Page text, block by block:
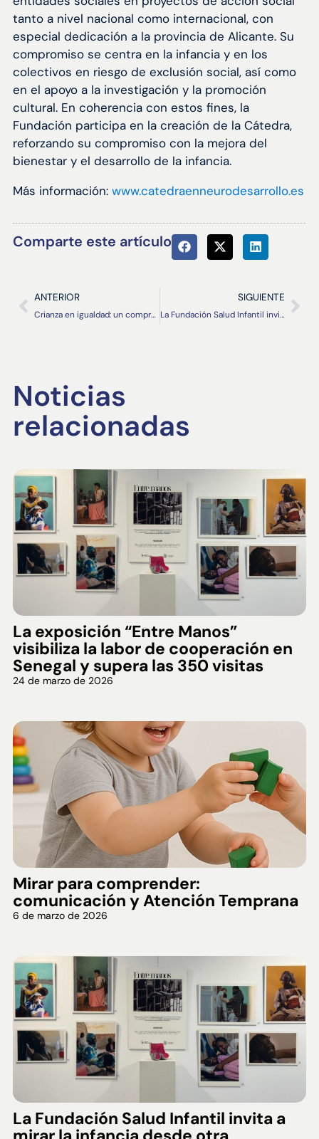
tanto a nivel nacional como internacional, con
especial dedicación a la provincia de Alicante. Su
compromiso se centra en la infancia y en los
colectivos en riesgo de exclusión social, así como
en el apoyo a la investigación y la promoción
cultural. En coherencia con estos fines, la
Fundación participa en la creación de la Cátedra,
reforzando su compromiso con la mejora del
bienestar y el desarrollo de la infancia.
Más información: www.catedraenneurodesarrollo.es
Comparte este artículo
ANTERIOR
Crianza en igualdad: un compromiso con el presente y el futuro
SIGUIENTE
La Fundación Salud Infantil invita a mirar la infancia desde otra perspectiva con la exposición “Entre manos”
Noticias
relacionadas
La exposición “Entre Manos”
visibiliza la labor de cooperación en
Senegal y supera las 350 visitas
24 de marzo de 2026
Mirar para comprender:
comunicación y Atención Temprana
6 de marzo de 2026
La Fundación Salud Infantil invita a